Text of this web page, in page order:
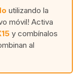
utilizando la
móvil! Activa
y combínalos
al